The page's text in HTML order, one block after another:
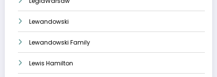
Lewandowski
Lewandowski Family
Lewis Hamilton